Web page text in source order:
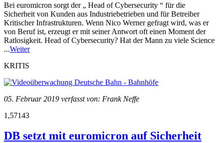
Bei euromicron sorgt der „ Head of Cybersecurity “ für die
Sicherheit von Kunden aus Industriebetrieben und für Betreiber
Kritischer Infrastrukturen. Wenn Nico Werner gefragt wird, was er
von Beruf ist, erzeugt er mit seiner Antwort oft einen Moment der
Ratlosigkeit. Head of Cybersecurity? Hat der Mann zu viele Science
...Weiter
KRITIS
05. Februar 2019 verfasst von: Frank Neffe
1,57143
DB setzt mit euromicron auf Sicherheit